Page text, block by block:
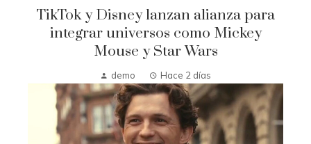
TikTok y Disney lanzan alianza para
integrar universos como Mickey
Mouse y Star Wars
demo Hace 2 días